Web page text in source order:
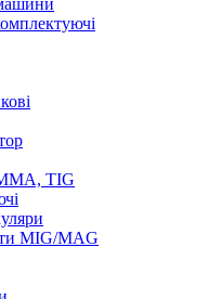
ММА, TIG
MIG/MAG